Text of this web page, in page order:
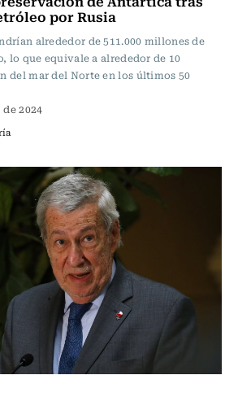
por Rusia
alrededor de 511.000 millones de
lo que equivale a alrededor de 10
del mar del Norte en los últimos 50
2024